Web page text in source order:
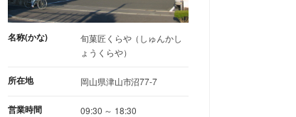
名称(かな)
旬菓匠くらや（しゅんかし
ょうくらや）
所在地 岡山県津山市沼77-7
営業時間
09:30 ～ 18:30